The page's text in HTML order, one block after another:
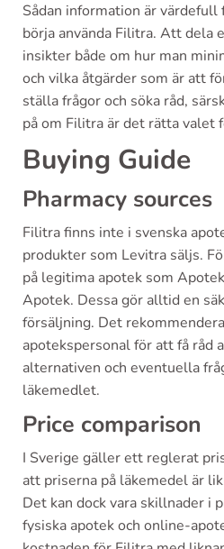
Sådan information är
börja använda Filitra. Att dela
insikter både om hur man
och vilka åtgärder som är att
ställa frågor och söka råd,
på om Filitra är det rätta valet
Buying Guide
Pharmacy sources
Filitra finns inte i svenska
produkter som Levitra säljs.
på legitima apotek som
Apotek. Dessa gör alltid en
försäljning. Det
apotekspersonal för att få råd
alternativen och eventuella
läkemedlet.
Price comparison
I Sverige gäller ett reglerat
att priserna på läkemedel är
Det kan dock vara skillnader i
fysiska apotek och online-